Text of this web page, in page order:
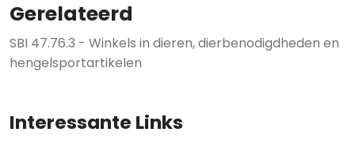
Gerelateerd
SBI 47.76.3 - Winkels in dieren, dierbenodigdheden en
hengelsportartikelen
Interessante Links